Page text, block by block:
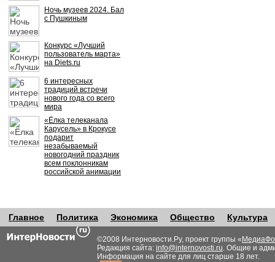
Ночь музеев 2024. Бал
с Пушкиным
Конкурс «Лучший
пользователь марта»
на Diets.ru
6 интересных
традиций встречи
нового года со всего
мира
«Ёлка телеканала
Карусель» в Крокусе
подарит
незабываемый
новогодний праздник
всем поклонникам
российской анимации
Главное Политика Экономика Общество Культура
©2008 Интерновости.Ру, проект группы «
Редакция сайта: info@internovosti.ru. Общие и
Информация на сайте для лиц старше 18 лет.